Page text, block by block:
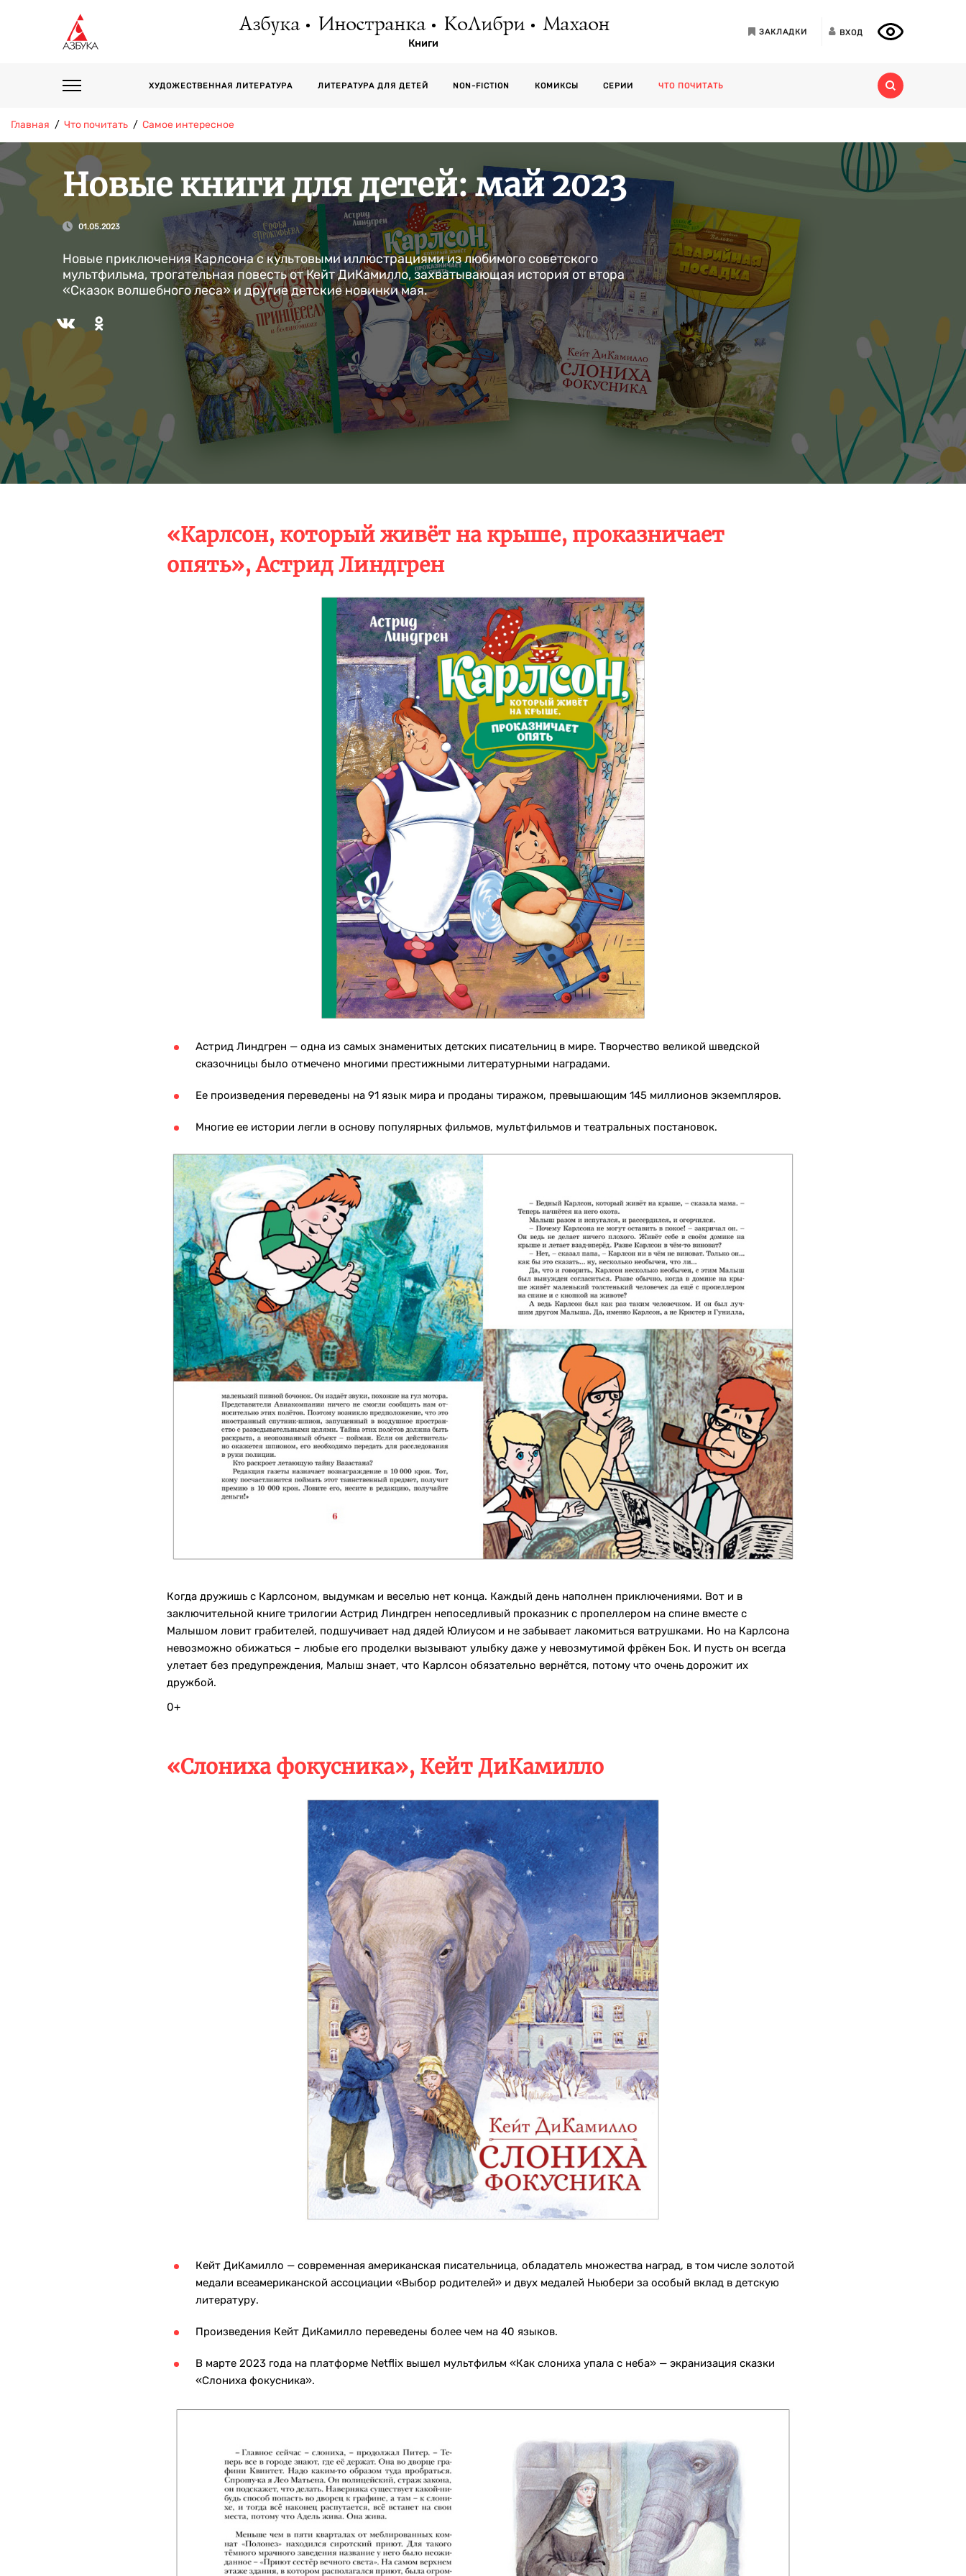
Азбука Иностранка КоЛибри Махаон
Книги
ЗАКЛАДКИ ВХОД
ХУДОЖЕСТВЕННАЯ ЛИТЕРАТУРА ЛИТЕРАТУРА ДЛЯ ДЕТЕЙ NON-FICTION КОМИКСЫ СЕРИИ ЧТО ПОЧИТАТЬ
Главная Что почитать Самое интересное
Новые книги для детей: май 2023
01.05.2023
Новые приключения Карлсона с культовыми иллюстрациями из любимого советского
мультфильма, трогательная повесть от Кейт ДиКамилло, захватывающая история от втора
«Сказок волшебного леса» и другие детские новинки мая.
«Карлсон, который живёт на крыше, проказничает
опять», Астрид Линдгрен
Астрид Линдгрен — одна из самых знаменитых детских писательниц в мире. Творчество великой шведской
сказочницы было отмечено многими престижными литературными наградами.
Ее произведения переведены на 91 язык мира и проданы тиражом, превышающим 145 миллионов экземпляров.
Многие ее истории легли в основу популярных фильмов, мультфильмов и театральных постановок.
Когда дружишь с Карлсоном, выдумкам и веселью нет конца. Каждый день наполнен приключениями. Вот и в
заключительной книге трилогии Астрид Линдгрен непоседливый проказник с пропеллером на спине вместе с
Малышом ловит грабителей, подшучивает над дядей Юлиусом и не забывает лакомиться ватрушками. Но на Карлсона
невозможно обижаться – любые его проделки вызывают улыбку даже у невозмутимой фрёкен Бок. И пусть он всегда
улетает без предупреждения, Малыш знает, что Карлсон обязательно вернётся, потому что очень дорожит их
дружбой.
0+
«Слониха фокусника», Кейт ДиКамилло
Кейт ДиКамилло — современная американская писательница, обладатель множества наград, в том числе золотой
медали всеамериканской ассоциации «Выбор родителей» и двух медалей Ньюбери за особый вклад в детскую
литературу.
Произведения Кейт ДиКамилло переведены более чем на 40 языков.
В марте 2023 года на платформе Netflix вышел мультфильм «Как слониха упала с неба» — экранизация сказки
«Слониха фокусника».